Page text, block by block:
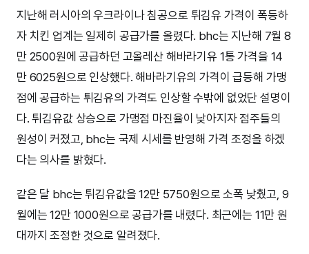
지난해 러시아의 우크라이나 침공으로 튀김유 가격이 폭등하
자 치킨 업계는 일제히 공급가를 올렸다. bhc는 지난해 7월 8
만 2500원에 공급하던 고올레산 해바라기유 1통 가격을 14
만 6025원으로 인상했다. 해바라기유의 가격이 급등해 가맹
점에 공급하는 튀김유의 가격도 인상할 수밖에 없었단 설명이
다. 튀김유값 상승으로 가맹점 마진율이 낮아지자 점주들의
원성이 커졌고, bhc는 국제 시세를 반영해 가격 조정을 하겠
다는 의사를 밝혔다.
같은 달 bhc는 튀김유값을 12만 5750원으로 소폭 낮췄고, 9
월에는 12만 1000원으로 공급가를 내렸다. 최근에는 11만 원
대까지 조정한 것으로 알려졌다.